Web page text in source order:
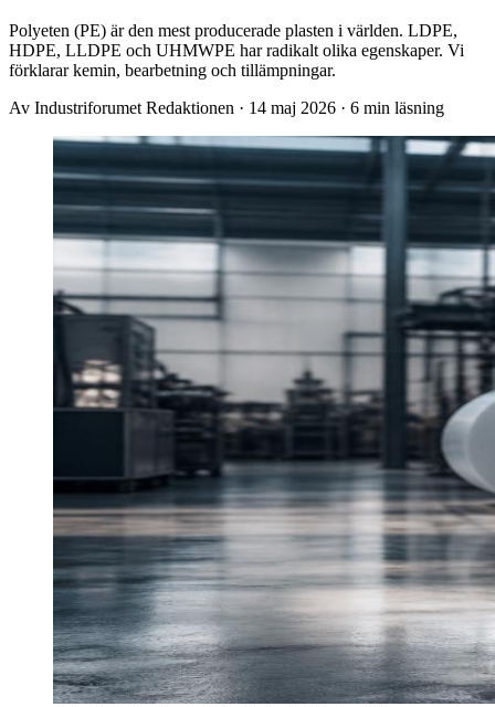
Polyeten (PE) är den mest producerade plasten i världen. LDPE,
HDPE, LLDPE och UHMWPE har radikalt olika egenskaper. Vi
förklarar kemin, bearbetning och tillämpningar.
Av Industriforumet Redaktionen · 14 maj 2026 · 6 min läsning